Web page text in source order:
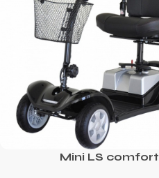
Mini LS comfort